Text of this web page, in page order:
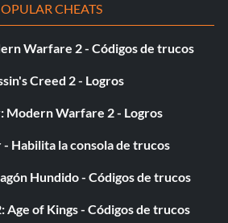
25 weapons
act 3.
CHEATS
Warfare 2 - Códigos de trucos
Creed 2 - Logros
Modern Warfare 2 - Logros
Habilita la consola de trucos
Hundido - Códigos de trucos
Age of Kings - Códigos de trucos